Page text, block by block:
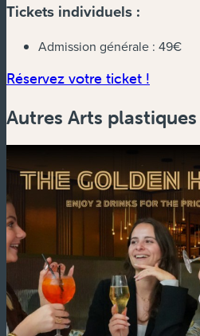
Tickets individuels :
Admission générale : 49€
Réservez votre ticket !
Autres Arts plastiques